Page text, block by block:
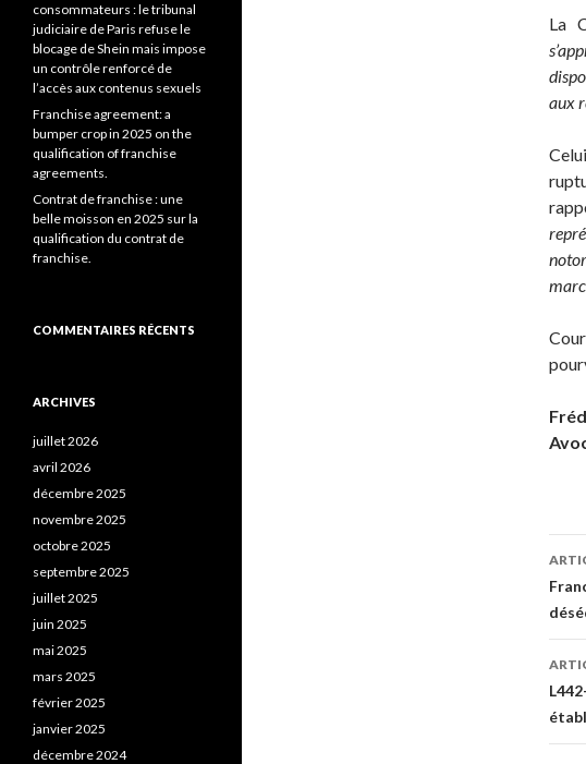
La
aux
consommateurs : le tribunal
judiciaire de Paris refuse le
blocage de Shein mais impose
un contrôle renforcé de
l’accès aux contenus sexuels
Franchise agreement: a
bumper crop in 2025 on the
qualification of franchise
agreements.
Contrat de franchise : une
belle moisson en 2025 sur la
qualification du contrat de
franchise.
COMMENTAIRES RÉCENTS
ARCHIVES
juillet 2026
avril 2026
décembre 2025
novembre 2025
octobre 2025
septembre 2025
juillet 2025
juin 2025
mai 2025
mars 2025
février 2025
janvier 2025
décembre 2024